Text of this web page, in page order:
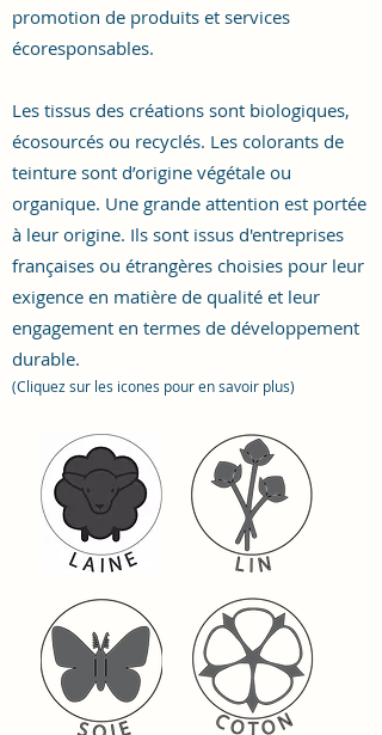
promotion de produits et services
écoresponsables.
Les tissus des créations sont biologiques,
écosourcés ou recyclés. Les colorants de
teinture sont d’origine végétale ou
organique. Une grande attention est portée
à leur origine. Ils sont issus d'entreprises
françaises ou étrangères choisies pour leur
exigence en matière de qualité et leur
engagement en termes de développement
durable.
(Cliquez sur les icones pour en savoir plus)